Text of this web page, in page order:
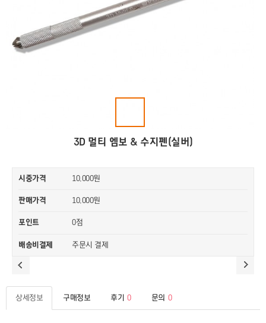
3D 멀티 엠보 & 수지펜(실버)
시중가격 10,000원
판매가격 10,000원
포인트 0점
배송비결제 주문시 결제
상세정보 구매정보 후기 0 문의 0